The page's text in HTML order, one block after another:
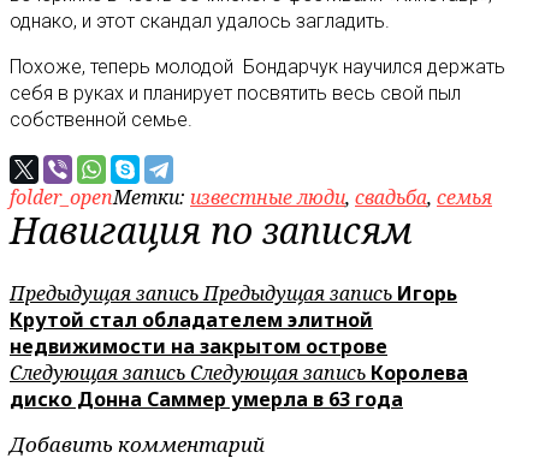
однако, и этот скандал удалось загладить.
Похоже, теперь молодой Бондарчук научился держать
себя в руках и планирует посвятить весь свой пыл
собственной семье.
folder_openМетки: известные люди, свадьба, семья
Навигация по записям
Предыдущая записьПредыдущая запись Игорь
Крутой стал обладателем элитной
недвижимости на закрытом острове
Следующая запись Следующая запись Королева
диско Донна Саммер умерла в 63 года
Добавить комментарий